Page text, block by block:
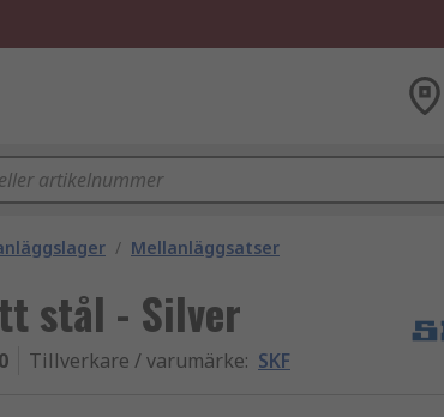
/ Mellanläggsatser
stål - Silver
Tillverkare / varumärke: SKF